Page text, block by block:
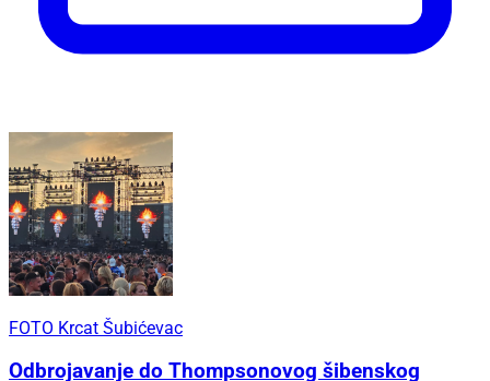
FOTO Krcat Šubićevac
Odbrojavanje do Thompsonovog šibenskog